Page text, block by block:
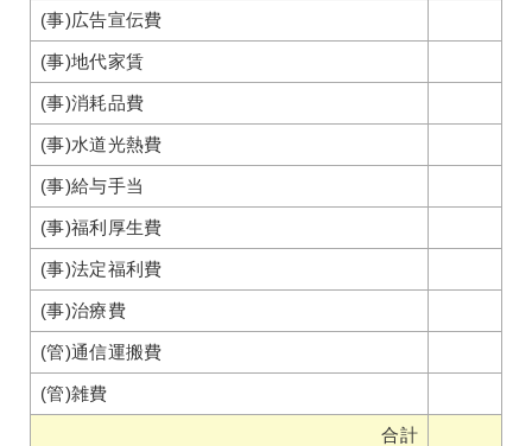
(事)広告宣伝費
(事)地代家賃
(事)消耗品費
(事)水道光熱費
(事)給与手当
(事)福利厚生費
(事)法定福利費
(事)治療費
(管)通信運搬費
(管)雑費
合計